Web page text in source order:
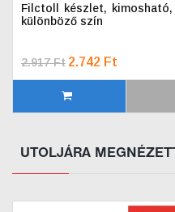
Filctoll készlet, kimosható,
különböző szín
2.917 Ft 2.742 Ft
UTOLJÁRA